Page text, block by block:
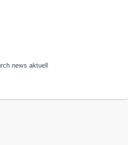
news aktuell